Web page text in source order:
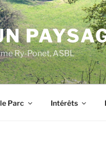
Ry-Ponet, ASBL
Parc Intérêts